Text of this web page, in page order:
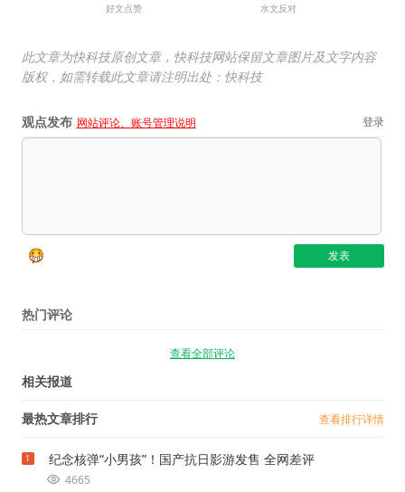
好文点赞 水文反对
此文章为快科技原创文章，快科技网站保留文章图片及文字内容
版权，如需转载此文章请注明出处：快科技
观点发布 网站评论、账号管理说明 登录
热门评论
查看全部评论
相关报道
最热文章排行 查看排行详情
1 纪念核弹“小男孩”！国产抗日影游发售 全网差评
4665